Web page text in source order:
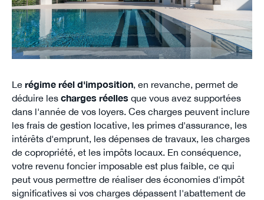
Le régime réel d'imposition, en revanche, permet de
déduire les charges réelles que vous avez supportées
dans l'année de vos loyers. Ces charges peuvent inclure
les frais de gestion locative, les primes d'assurance, les
intérêts d'emprunt, les dépenses de travaux, les charges
de copropriété, et les impôts locaux. En conséquence,
votre revenu foncier imposable est plus faible, ce qui
peut vous permettre de réaliser des économies d'impôt
significatives si vos charges dépassent l'abattement de